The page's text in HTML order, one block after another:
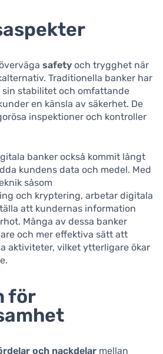
safety och trygghet när
Traditionella banker har
stabilitet och omfattande
en känsla av säkerhet. De
inspektioner och kontroller
banker också kommit långt
kundens data och medel. Med
såsom
och kryptering, arbetar digitala
att kundernas information
Många av dessa banker
och mer effektiva sätt att
aktiviteter, vilket ytterligare ökar
för
och nackdelar mellan